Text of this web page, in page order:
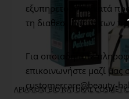
εξυπηρετούνται κατά
τη διαθεσιμότητα των
Για οποιαδήποτε
επικοινωνήστε μαζί
customercare@beauty-
APIARIUM BIO NATURAL